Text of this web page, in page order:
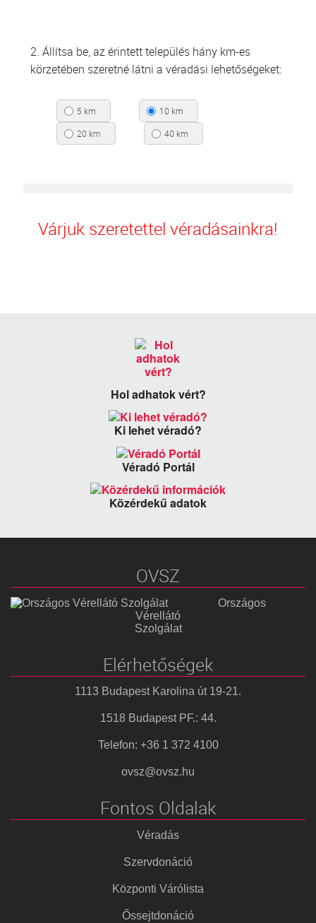
2. Állítsa be, az érintett település hány km-es
körzetében szeretné látni a véradási lehetőségeket:
5 km
10 km
20 km
40 km
Várjuk szeretettel véradásainkra!
Hol adhatok vért?
Ki lehet véradó?
Véradó Portál
Közérdekű adatok
OVSZ
Országos
Vérellátó
Szolgálat
Elérhetőségek
1113 Budapest Karolina út 19-21.
1518 Budapest PF.: 44.
Telefon: +36 1 372 4100
ovsz@ovsz.hu
Fontos Oldalak
Véradás
Szervdonáció
Központi Várólista
Őssejtdonáció